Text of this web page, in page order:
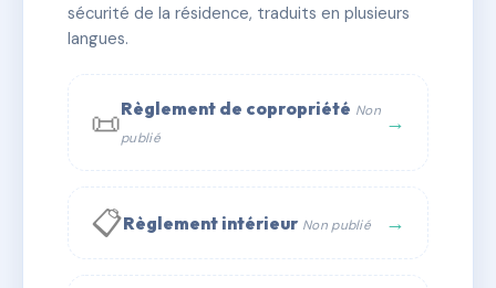
📞 Contacter Syndic Digital
sécurité de la résidence, traduits en plusieurs
langues.
📜Règlement de copropriété Non
publié
→
📋Règlement intérieur Non publié →